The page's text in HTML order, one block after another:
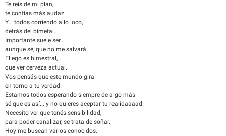
Te reís de mi plan,
te confías más audaz.
Y... todos corriendo a lo loco,
detrás del bimetal.
Importante suele ser...
aunque sé, que no me salvará.
El ego es bimestral,
que ver cerveza actual.
Vos pensás que este mundo gira
en torno a tu verdad.
Estamos todos esperando siempre de algo más
sé que es así... y no quieres aceptar tu realidaaaad.
Necesito ver que tenés sensibilidad,
para poder canalizar, se trata de soñar.
Hoy me buscan varios conocidos,